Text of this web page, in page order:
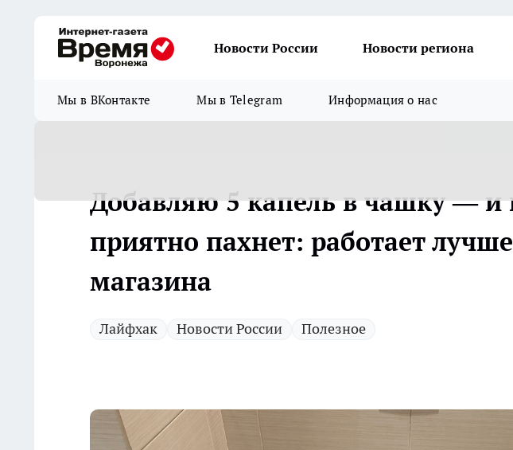
Новости России Новости региона
Мы в ВКонтакте Мы в Telegram Информация о нас
Добавляю 5 капель в чашку — и
приятно пахнет: работает
магазина
Лайфхак Новости России Полезное